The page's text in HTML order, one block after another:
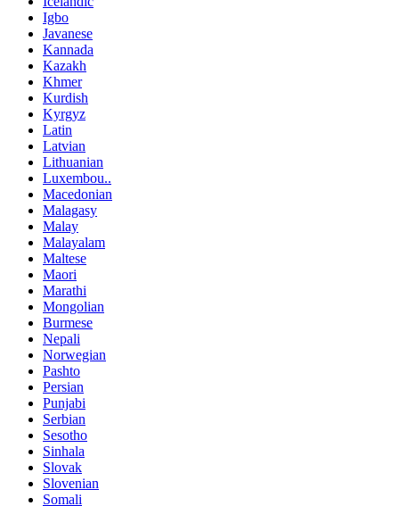
Igbo
Javanese
Kannada
Kazakh
Khmer
Kurdish
Kyrgyz
Latin
Latvian
Lithuanian
Luxembou..
Macedonian
Malagasy
Malay
Malayalam
Maltese
Maori
Marathi
Mongolian
Burmese
Nepali
Norwegian
Pashto
Persian
Punjabi
Serbian
Sesotho
Sinhala
Slovak
Slovenian
Somali